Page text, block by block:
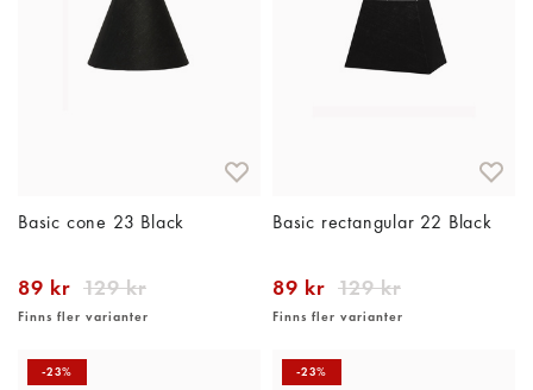
Basic cone 23 Black
89 kr 129 kr
Finns fler varianter
Basic rectangular 22 Black
89 kr 129 kr
Finns fler varianter
-23% -23%